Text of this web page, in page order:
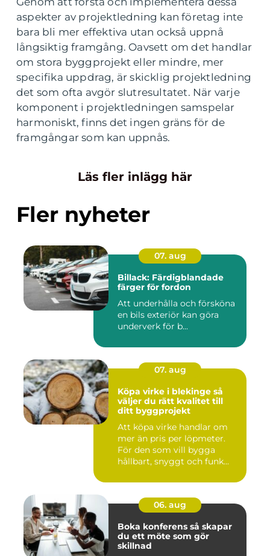
aspekter av projektledning kan företag inte
bara bli mer effektiva utan också uppnå
långsiktig framgång. Oavsett om det handlar
om stora byggprojekt eller mindre, mer
specifika uppdrag, är skicklig projektledning
det som ofta avgör slutresultatet. När varje
komponent i projektledningen samspelar
harmoniskt, finns det ingen gräns för de
framgångar som kan uppnås.
Läs fler inlägg här
Fler nyheter
07. aug
Billack: Färdigblandade
färger för fordon
Att underhålla och försköna
en bils exteriör kan göra
underverk för b...
07. aug
Köpa virke i blekinge så
väljer du rätt kvalitet till
ditt byggprojekt
Att köpa virke handlar om
mer än pris per löpmeter.
För den som vill bygga
hållbart, snyggt och funk...
06. aug
Boka konferens så skapar
du ett möte som gör
skillnad